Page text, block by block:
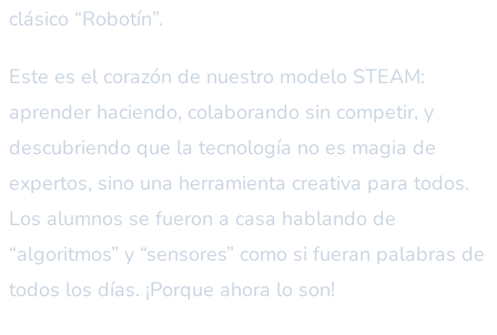
clásico “Robotín”.
Este es el corazón de nuestro modelo STEAM:
aprender haciendo, colaborando sin competir, y
descubriendo que la tecnología no es magia de
expertos, sino una herramienta creativa para todos.
Los alumnos se fueron a casa hablando de
“algoritmos” y “sensores” como si fueran palabras de
todos los días. ¡Porque ahora lo son!